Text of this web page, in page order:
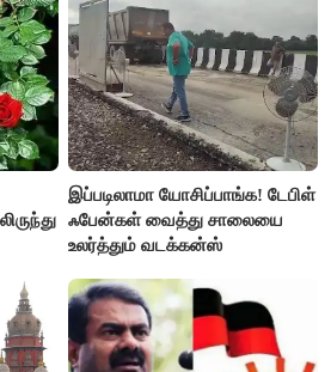
இப்படிலாமா யோசிப்பாங்க! டேபிள்
ஃபேன்கள் வைத்து சாலையை
உலர்த்தும் வடக்கன்ஸ்